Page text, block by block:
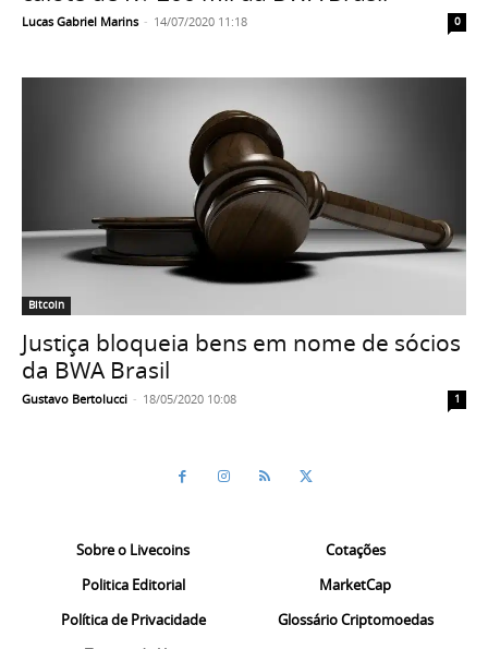
Lucas Gabriel Marins - 14/07/2020 11:18 0
Bitcoin
Justiça bloqueia bens em nome de sócios
da BWA Brasil
Gustavo Bertolucci - 18/05/2020 10:08 1
Sobre o Livecoins
Politica Editorial
Política de Privacidade
Cotações
MarketCap
Glossário Criptomoedas